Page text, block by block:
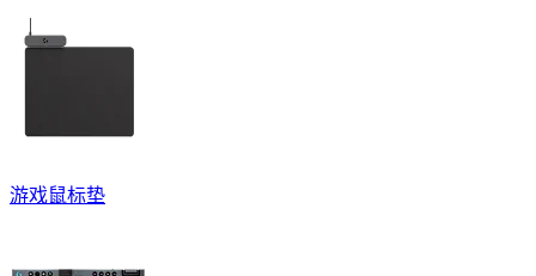
游戏鼠标垫